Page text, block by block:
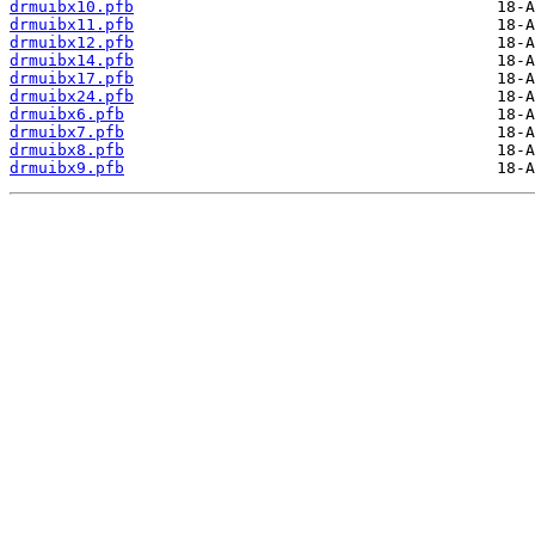
drmuibx10.pfb
drmuibx11.pfb
drmuibx12.pfb
drmuibx14.pfb
drmuibx17.pfb
drmuibx24.pfb
drmuibx6.pfb
drmuibx7.pfb
drmuibx8.pfb
drmuibx9.pfb